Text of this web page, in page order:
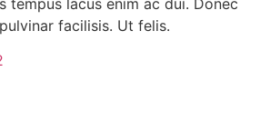
facilisis. Ut felis.